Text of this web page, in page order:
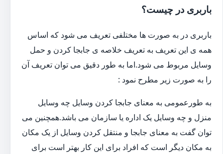
باربری در چیست؟
باربری در به صورت ها مختلفی تعریف می شود که اساس
همه ی این تعریف به تعریف خلاصه ی جابجا کردن و حمل
وسایل مربوط می شود.اما به طور دقیق می توان تعریف آن
را به صورت زیر مطرح نمود :
به طورعمومی به معنای جابجا کردن وسایل چه وسایل
منزل و چه وسایل یک اداره یا سازمان می باشد.همچنین می
توان گفت به معنای جابجا و منتقل کردن وسایل از یک مکان
به مکان دیگر است که افراد برای این کار بهتر است برای